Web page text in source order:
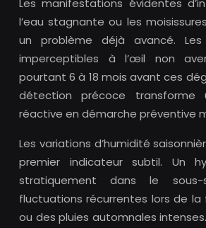
Les manifestations évidentes
l’eau stagnante ou les
un problème déjà avancé. Les
imperceptibles à l’œil non
pourtant 6 à 18 mois avant ces
détection précoce transforme
réactive en démarche préventive
Les variations d’humidité
premier indicateur subtil. Un
stratiquement dans le
fluctuations récurrentes lors de
ou des pluies automnales